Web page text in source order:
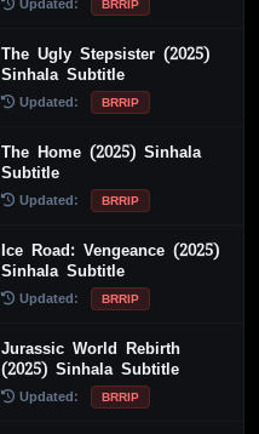
Updated: BRRIP
The Ugly Stepsister (2025)
Sinhala Subtitle
Updated: BRRIP
The Home (2025) Sinhala
Subtitle
Updated: BRRIP
Ice Road: Vengeance (2025)
Sinhala Subtitle
Updated: BRRIP
Jurassic World Rebirth
(2025) Sinhala Subtitle
Updated: BRRIP